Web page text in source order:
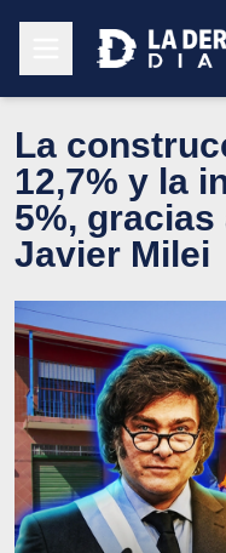
La
12,7% y la
5%,
Javier Milei